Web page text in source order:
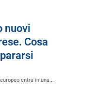
nuovi
Cosa
entra in una...